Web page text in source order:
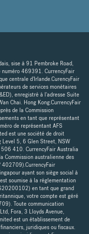
sise à 91 Pembroke Road,
numéro 469391. CurrencyFair
centrale d'Irlande.CurencyFair
de services monétaires
enregistré à l'adresse Suite
Chai. Hong Kong.CurrencyFair
de la Commission
en tant que représentant
de représentant AFS
est une société de droit
Level 5, 6 Glen Street, NSW
410. CurrencyFair Australia
Commission australienne des
402709).CurrencyFair
ayant son siège social à
soumise à la réglementation
en tant que grand
votre compte est géré
Toute communication
Fora, 3 Lloyds Avenue,
est un établissement de
juridiques ou fiscaux.